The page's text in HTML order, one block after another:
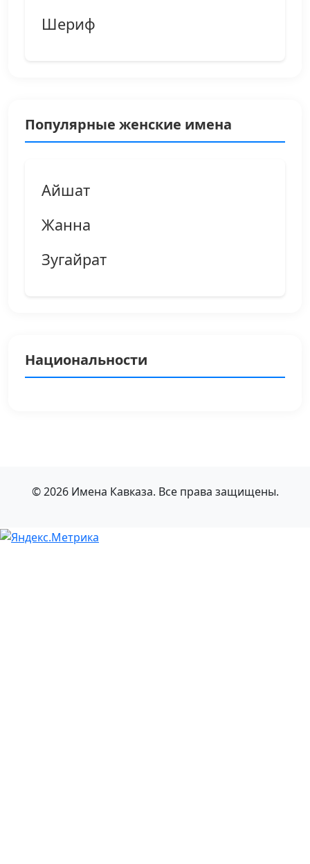
Шериф
Популярные женские имена
Айшат
Жанна
Зугайрат
Национальности
© 2026 Имена Кавказа. Все права защищены.